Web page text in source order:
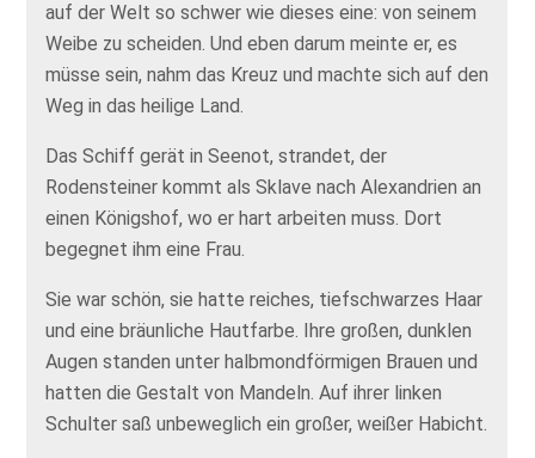
auf der Welt so schwer wie dieses eine: von seinem
Weibe zu scheiden. Und eben darum meinte er, es
müsse sein, nahm das Kreuz und machte sich auf den
Weg in das heilige Land.
Das Schiff gerät in Seenot, strandet, der
Rodensteiner kommt als Sklave nach Alexandrien an
einen Königshof, wo er hart arbeiten muss. Dort
begegnet ihm eine Frau.
Sie war schön, sie hatte reiches, tiefschwarzes Haar
und eine bräunliche Hautfarbe. Ihre großen, dunklen
Augen standen unter halbmondförmigen Brauen und
hatten die Gestalt von Mandeln. Auf ihrer linken
Schulter saß unbeweglich ein großer, weißer Habicht.